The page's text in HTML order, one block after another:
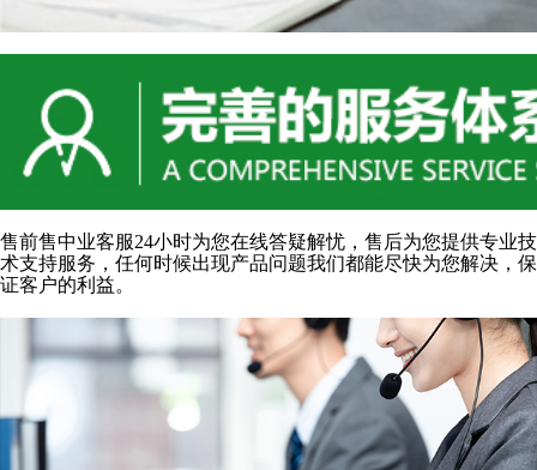
售前售中业客服24小时为您在线答疑解忧，售后为您提供专业技
术支持服务，任何时候出现产品问题我们都能尽快为您解决，保
证客户的利益。